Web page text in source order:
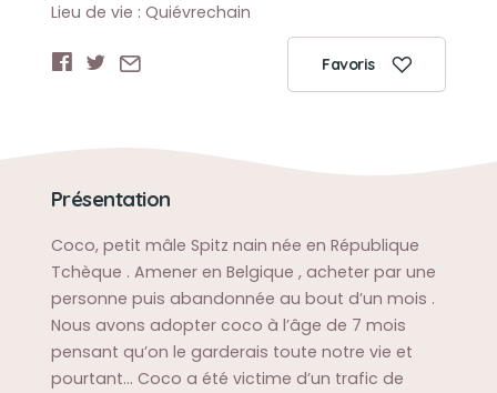
Lieu de vie : Quiévrechain
Favoris
Présentation
Coco, petit mâle Spitz nain née en République
Tchèque . Amener en Belgique , acheter par une
personne puis abandonnée au bout d’un mois .
Nous avons adopter coco à l’âge de 7 mois
pensant qu’on le garderais toute notre vie et
pourtant... Coco a été victime d’un trafic de